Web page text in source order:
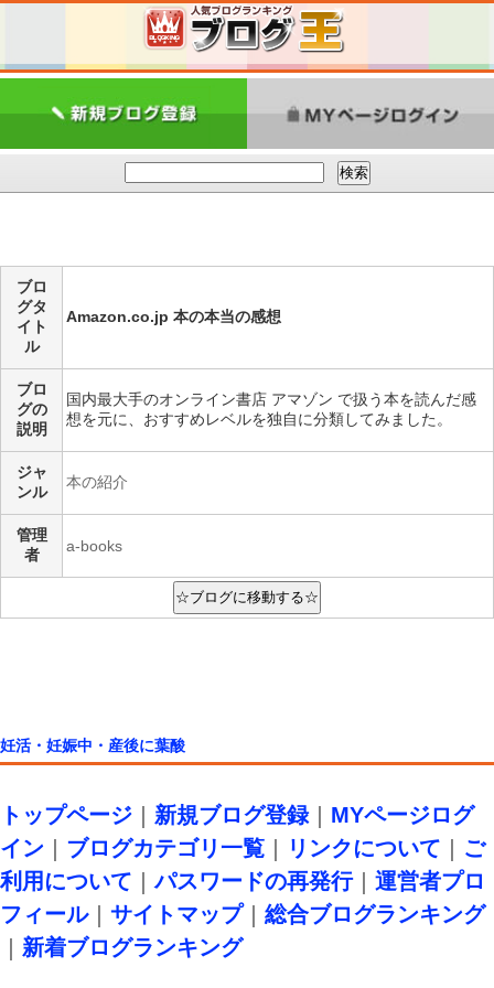
ブロ
グタ
イト
ル
Amazon.co.jp 本の本当の感想
ブロ
グの
説明
国内最大手のオンライン書店 アマゾン で扱う本を読んだ感
想を元に、おすすめレベルを独自に分類してみました。
ジャ
ンル
本の紹介
管理
者
a-books
妊活・妊娠中・産後に葉酸
トップページ 新規ブログ登録｜ MYページログ
イン
ブログカテゴリ一覧 リンクについて
ご
利用について ｜パスワードの再発行｜ 運営者プロ
フィール｜ サイトマップ｜ 総合ブログランキング
新着ブログランキング